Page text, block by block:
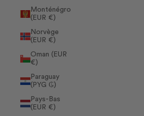
Monténégro
(EUR €)
Norvège
(EUR €)
Oman (EUR
€)
Paraguay
(PYG ₲)
Pays-Bas
(EUR €)